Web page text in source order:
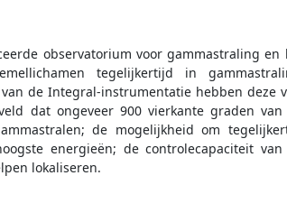
observatorium voor gammastraling en
tegelijkertijd in
de Integral-instrumentatie hebben deze
dat ongeveer 900 vierkante graden
de mogelijkheid om
energieën; de controlecapaciteit van
lokaliseren.